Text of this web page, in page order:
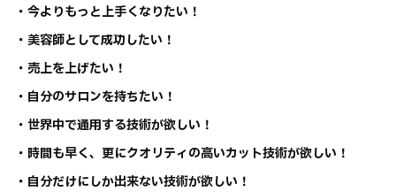
・今よりもっと上手くなりたい！
・美容師として成功したい！
・売上を上げたい！
・自分のサロンを持ちたい！
・世界中で通用する技術が欲しい！
・時間も早く、更にクオリティの高いカット技術が欲しい！
・自分だけにしか出来ない技術が欲しい！